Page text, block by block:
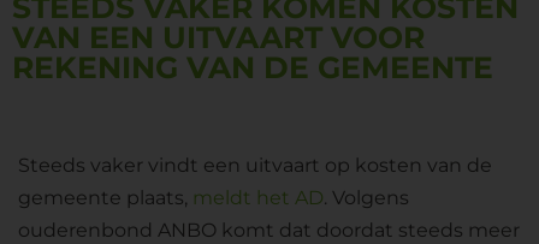
STEEDS VAKER KOMEN KOSTEN
VAN EEN UITVAART VOOR
REKENING VAN DE GEMEENTE
Steeds vaker vindt een uitvaart op kosten van de
gemeente plaats, meldt het AD. Volgens
ouderenbond ANBO komt dat doordat steeds meer